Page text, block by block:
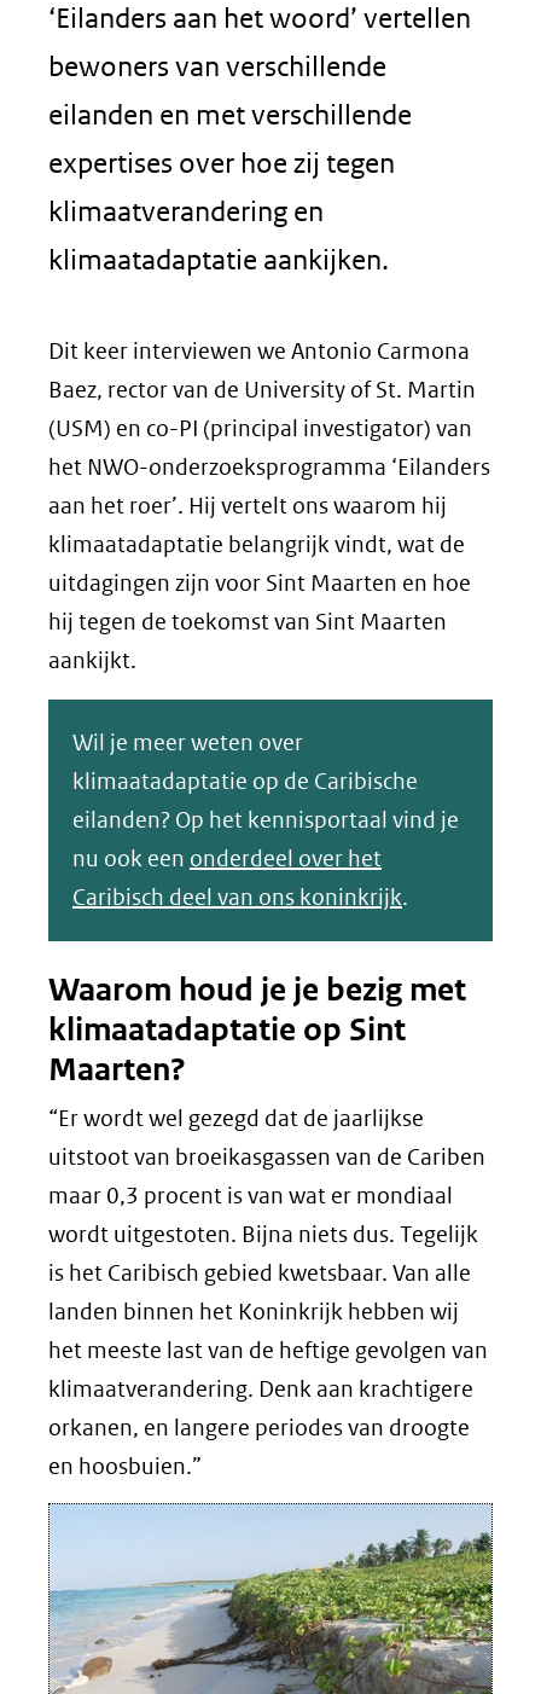
‘Eilanders aan het woord’ vertellen
bewoners van verschillende
eilanden en met verschillende
expertises over hoe zij tegen
klimaatverandering en
klimaatadaptatie aankijken.
Dit keer interviewen we Antonio Carmona
Baez, rector van de University of St. Martin
(USM) en co-PI (principal investigator) van
het NWO-onderzoeksprogramma ‘Eilanders
aan het roer’. Hij vertelt ons waarom hij
klimaatadaptatie belangrijk vindt, wat de
uitdagingen zijn voor Sint Maarten en hoe
hij tegen de toekomst van Sint Maarten
aankijkt.
Wil je meer weten over
klimaatadaptatie op de Caribische
eilanden? Op het kennisportaal vind je
nu ook een onderdeel over het
Caribisch deel van ons koninkrijk.
Waarom houd je je bezig met
klimaatadaptatie op Sint
Maarten?
“Er wordt wel gezegd dat de jaarlijkse
uitstoot van broeikasgassen van de Cariben
maar 0,3 procent is van wat er mondiaal
wordt uitgestoten. Bijna niets dus. Tegelijk
is het Caribisch gebied kwetsbaar. Van alle
landen binnen het Koninkrijk hebben wij
het meeste last van de heftige gevolgen van
klimaatverandering. Denk aan krachtigere
orkanen, en langere periodes van droogte
en hoosbuien.”